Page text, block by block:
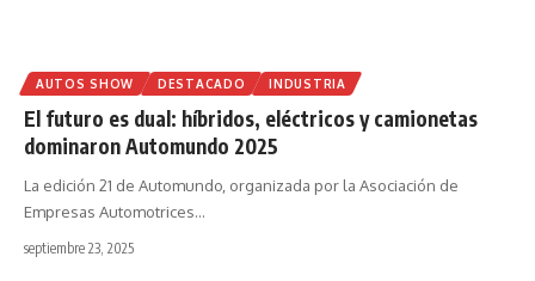
AUTOS SHOW DESTACADO INDUSTRIA
El futuro es dual: híbridos, eléctricos y camionetas
dominaron Automundo 2025
La edición 21 de Automundo, organizada por la Asociación de
Empresas Automotrices…
septiembre 23, 2025